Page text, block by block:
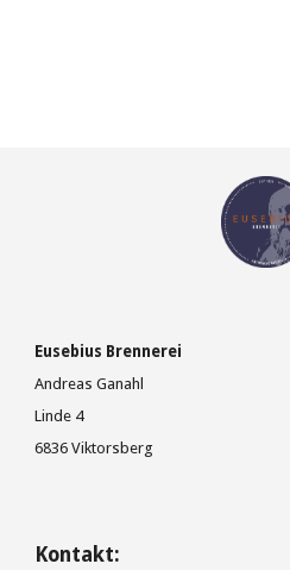
Eusebius Brennerei
Andreas Ganahl
Linde 4
6836 Viktorsberg
Kontakt: